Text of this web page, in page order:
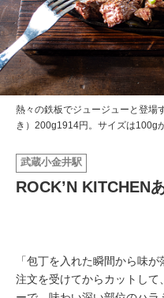
特集
連載
中央線フェス
おしらせ
熱々の鉄板でジュージューと登場
き）200g1914円。サイズは100gか
武蔵小金井駅
ROCK’N KITCHEN
「包丁を入れた瞬間から味
注文を受けてからカットし